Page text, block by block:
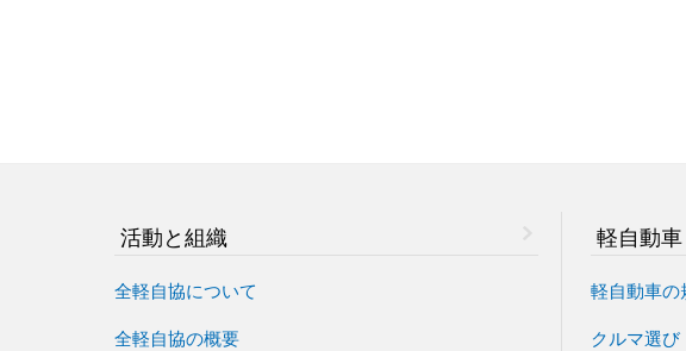
活動と組織
全軽自協について
全軽自協の概要
軽自動車
軽自動車の
クルマ選び